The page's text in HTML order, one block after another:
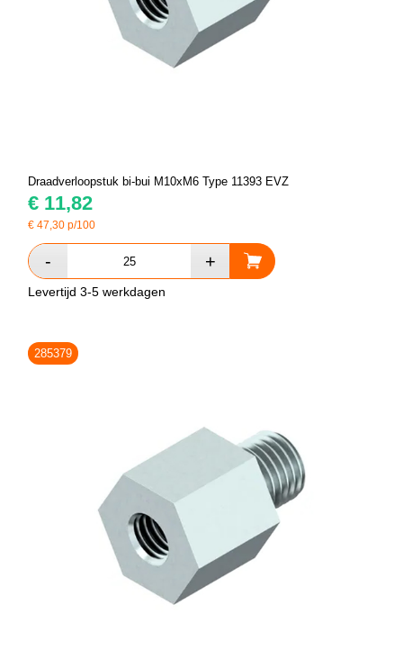
Draadverloopstuk bi-bui M10xM6 Type 11393 EVZ
€ 11,82
€47,30 p/100
Levertijd 3-5 werkdagen
285379